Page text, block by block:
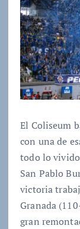
El Coliseum
con una de
todo lo vivido
San Pablo
victoria
Granada
gran